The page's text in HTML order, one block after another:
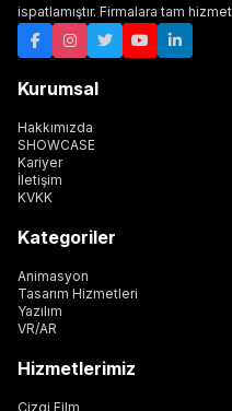
ispatlamıştır. Firmalara tam
Kurumsal
Hakkımızda
SHOWCASE
Kariyer
İletişim
KVKK
Kategoriler
Animasyon
Tasarım Hizmetleri
Yazılım
VR/AR
Hizmetlerimiz
Çizgi Film